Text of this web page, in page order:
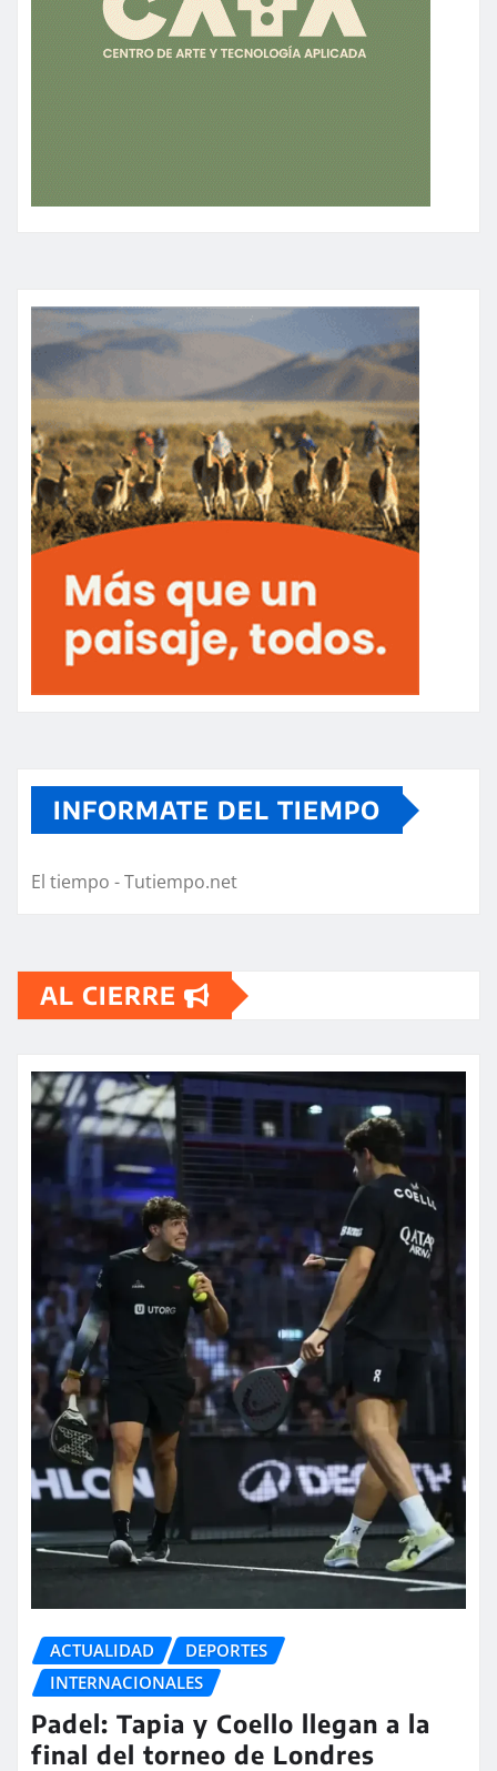
INFORMATE DEL TIEMPO
El tiempo - Tutiempo.net
AL CIERRE
ACTUALIDAD
DEPORTES
INTERNACIONALES
Padel: Tapia y Coello llegan a la
final del torneo de Londres